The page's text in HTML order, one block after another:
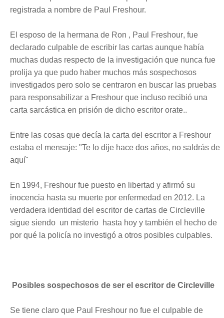
registrada a nombre de Paul Freshour.
El esposo de la hermana de Ron , Paul Freshour, fue
declarado culpable de escribir las cartas aunque había
muchas dudas respecto de la investigación que nunca fue
prolija ya que pudo haber muchos más sospechosos
investigados pero solo se centraron en buscar las pruebas
para responsabilizar a Freshour que incluso recibió una
carta sarcástica en prisión de dicho escritor orate..
Entre las cosas que decía la carta del escritor a Freshour
estaba el mensaje: "Te lo dije hace dos años, no saldrás de
aquí"
En 1994, Freshour fue puesto en libertad y afirmó su
inocencia hasta su muerte por enfermedad en 2012. La
verdadera identidad del escritor de cartas de Circleville
sigue siendo un misterio hasta hoy y también el hecho de
por qué la policía no investigó a otros posibles culpables.
Posibles sospechosos de ser el escritor de Circleville
Se tiene claro que Paul Freshour no fue el culpable de